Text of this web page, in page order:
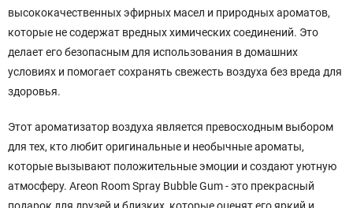
высококачественных эфирных масел и природных ароматов,
которые не содержат вредных химических соединений. Это
делает его безопасным для использования в домашних
условиях и помогает сохранять свежесть воздуха без вреда для
здоровья.
Этот ароматизатор воздуха является превосходным выбором
для тех, кто любит оригинальные и необычные ароматы,
которые вызывают положительные эмоции и создают уютную
атмосферу. Areon Room Spray Bubble Gum - это прекрасный